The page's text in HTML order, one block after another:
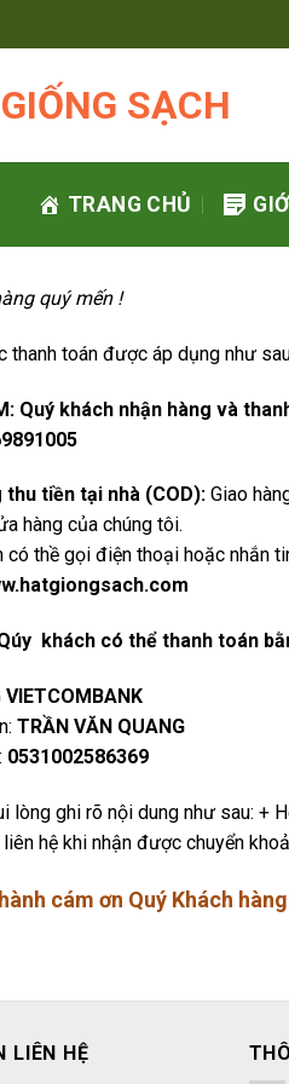
TRANG CHỦ
quý mến !
thanh toán được áp dụng như
Quý khách nhận hàng và
thu tiền tại nhà (COD): Giao
hàng của chúng tôi.
có thề gọi điện thoại hoặc nhắn
Qúy khách có thể thanh toán
VIETCOMBANK
TRẦN VĂN QUANG
0531002586369
lòng ghi rõ nội dung như sau: +
hệ khi nhận được chuyển
cám ơn Quý Khách
LIÊN HỆ